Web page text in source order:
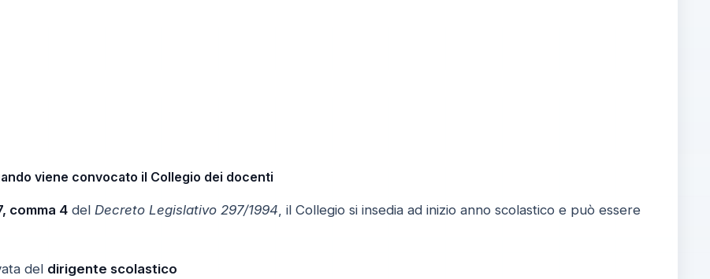
viene convocato il Collegio dei docenti
comma 4del Decreto Legislativo 297/1994 , il Collegio si insedia ad inizio anno scolastico e può essere
del dirigente scolastico